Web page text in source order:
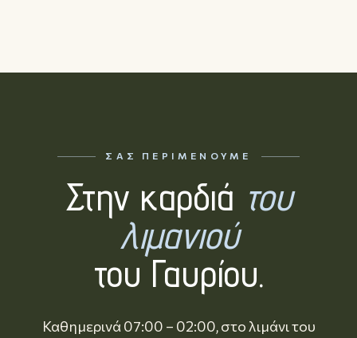
ΣΑΣ ΠΕΡΙΜΈΝΟΥΜΕ
Στην καρδιά του
λιμανιού
του Γαυρίου.
Καθημερινά 07:00 – 02:00, στο λιμάνι του